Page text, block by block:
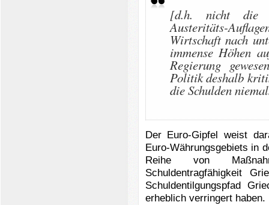
[d.h. nicht die
Austeritäts-
Wirtschaft nach
immense Höhen
Regierung
Politik deshalb
die Schulden
Der Euro-Gipfel weist
Euro-Währungsgebiets in
Reihe von
Schuldentragfähigkeit
Schuldentilgungspfad
erheblich verringert haben.